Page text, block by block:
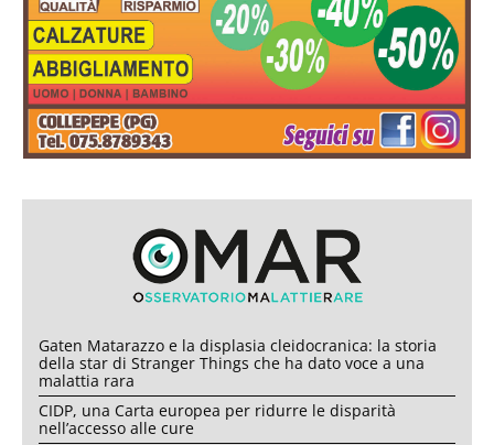
Gaten Matarazzo e la displasia cleidocranica: la storia
della star di Stranger Things che ha dato voce a una
malattia rara
CIDP, una Carta europea per ridurre le disparità
nell’accesso alle cure